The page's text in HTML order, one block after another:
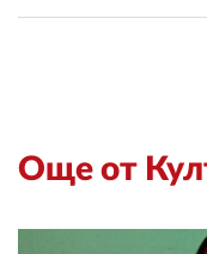
Още от